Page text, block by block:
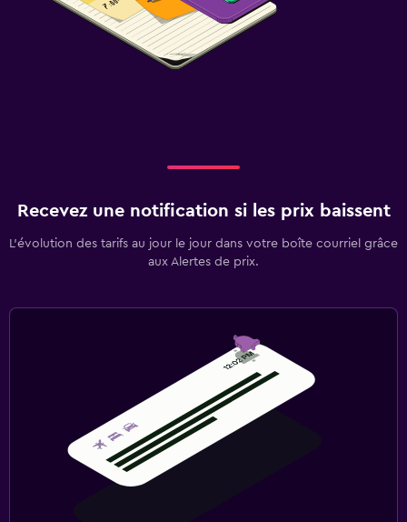
Recevez une notification si les prix baissent
L’évolution des tarifs au jour le jour dans votre boîte courriel grâce
aux Alertes de prix.